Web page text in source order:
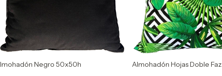
Negro 50x50h Almohadón Hojas Doble Faz